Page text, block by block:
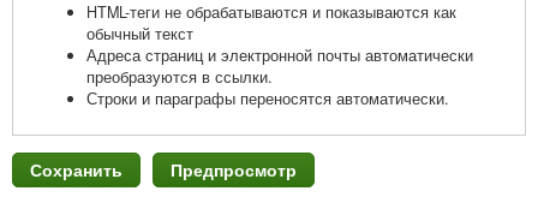
HTML-теги не обрабатываются и показываются как
обычный текст
Адреса страниц и электронной почты автоматически
преобразуются в ссылки.
Строки и параграфы переносятся автоматически.